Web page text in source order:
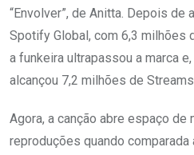
“Envolver”, de Anitta. Depois de
Spotify Global, com 6,3 milhões
a funkeira ultrapassou a marca
alcançou 7,2 milhões de
Agora, a canção abre espaço
reproduções quando comparada